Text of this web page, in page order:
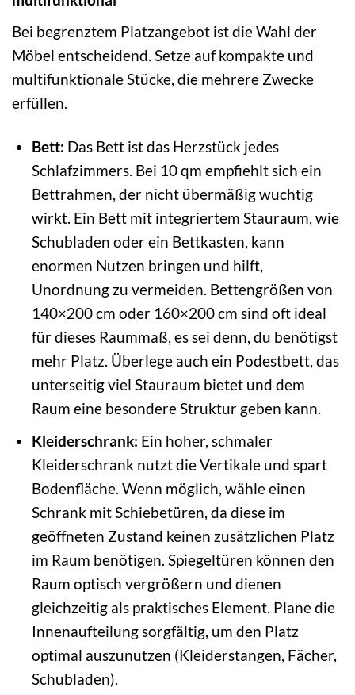
Bei begrenztem Platzangebot ist die Wahl der
Möbel entscheidend. Setze auf kompakte und
multifunktionale Stücke, die mehrere Zwecke
erfüllen.
Bett: Das Bett ist das Herzstück jedes
Schlafzimmers. Bei 10 qm empfiehlt sich ein
Bettrahmen, der nicht übermäßig wuchtig
wirkt. Ein Bett mit integriertem Stauraum, wie
Schubladen oder ein Bettkasten, kann
enormen Nutzen bringen und hilft,
Unordnung zu vermeiden. Bettengrößen von
140×200 cm oder 160×200 cm sind oft ideal
für dieses Raummaß, es sei denn, du benötigst
mehr Platz. Überlege auch ein Podestbett, das
unterseitig viel Stauraum bietet und dem
Raum eine besondere Struktur geben kann.
Kleiderschrank: Ein hoher, schmaler
Kleiderschrank nutzt die Vertikale und spart
Bodenfläche. Wenn möglich, wähle einen
Schrank mit Schiebetüren, da diese im
geöffneten Zustand keinen zusätzlichen Platz
im Raum benötigen. Spiegeltüren können den
Raum optisch vergrößern und dienen
gleichzeitig als praktisches Element. Plane die
Innenaufteilung sorgfältig, um den Platz
optimal auszunutzen (Kleiderstangen, Fächer,
Schubladen).